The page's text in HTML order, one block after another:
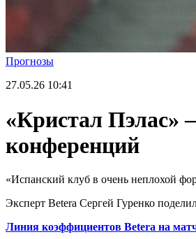
Прогнозы
27.05.26 10:41
«Кристал Пэлас»
конференций
«Испанский клуб в очень неплохой
Эксперт Betera Сергей Гуренко
Линия коэффициентов Betera на